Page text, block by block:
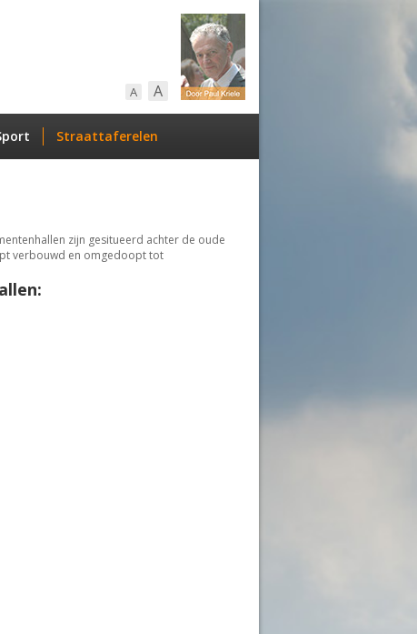
A A
Straattaferelen
zijn gesitueerd achter de oude
verbouwd en omgedoopt tot